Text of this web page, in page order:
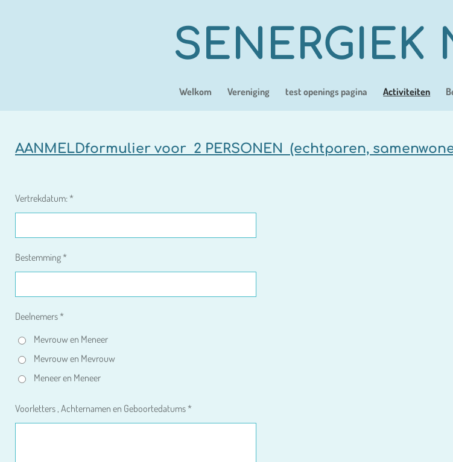
SENERGIEK
Welkom Vereniging test openings pagina Activiteiten
AANMELDformulier voor 2 PERSONEN (echtparen,
Vertrekdatum: *
Bestemming *
Deelnemers *
Mevrouw en Meneer
Mevrouw en Mevrouw
Meneer en Meneer
Voorletters , Achternamen en Geboortedatums *